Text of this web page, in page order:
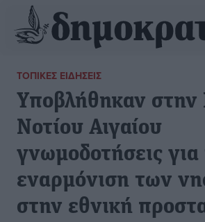
ΤΟΠΙΚΈΣ ΕΙΔΉΣΕΙΣ
Υποβλήθηκαν
Νοτίου Αιγαίου
γνωμοδοτήσεις για
εναρμόνιση των
στην εθνική